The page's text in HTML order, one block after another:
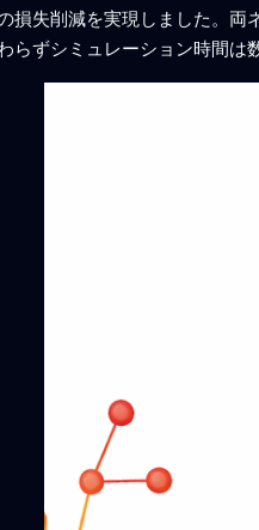
損失削減を実現しました。両
らずシミュレーション時間は